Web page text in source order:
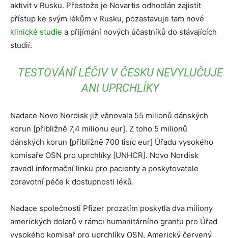
aktivit v Rusku. Přestože je Novartis odhodlán zajistit
přístup ke svým lékům v Rusku, pozastavuje tam nové
klinické studie a přijímání nových účastníků do stávajících
studií.
TESTOVÁNÍ LÉČIV V ČESKU NEVYLUČUJE
ANI UPRCHLÍKY
Nadace Novo Nordisk již věnovala 55 milionů dánských
korun [přibližně 7,4 milionu eur]. Z toho 5 milionů
dánských korun [přibližně 700 tisíc eur] Úřadu vysokého
komisaře OSN pro uprchlíky [UNHCR]. Novo Nordisk
zavedl informační linku pro pacienty a poskytovatele
zdravotní péče k dostupnosti léků.
Nadace společnosti Pfizer prozatím poskytla dva miliony
amerických dolarů v rámci humanitárního grantu pro Úřad
vysokého komisař pro uprchlíky OSN, Americký červený